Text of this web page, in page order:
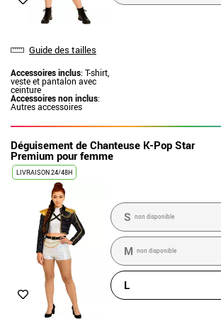
Guide des tailles
Accessoires inclus: T-shirt,
veste et pantalon avec
ceinture
Accessoires non inclus:
Autres accessoires
Déguisement de Chanteuse K-Pop Star
Premium pour femme
LIVRAISON 24/48H
S non disponible
M non disponible
L